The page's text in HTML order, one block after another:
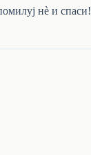
нè и спаси!